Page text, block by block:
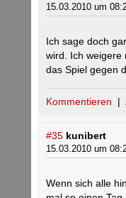
15.03.2010 um
Ich sage doch
wird. Ich weigere
das Spiel gegen
Kommentieren |
#35 kunibert
15.03.2010 um
Wenn sich alle